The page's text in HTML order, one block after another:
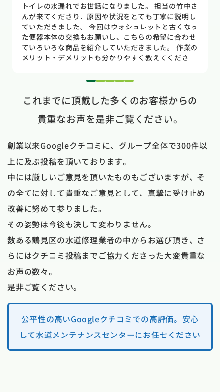
トイレの水漏れがあり来ていただきました。水漏れ箇
所もすぐに判明しました。10数年使用していた一体型
のトイレだった為使いやすさ等しっかりと説明してい
ただき交換する事になりました。正直痛い出費でした
が発見が早かったので壁や床の工事を考えるとまだ費
用は抑えれました。今回担当して頂いた竹中さんは人
た。 今回は2階のトイレでしたが、1階のトイレも修
た。
1 2 3 4 5
これまでに頂戴した多くのお客様からの
貴重なお声を是非ご覧ください。
創業以来Googleクチコミに、グループ全体で300件以
上に及ぶ投稿を頂いております。
中には厳しいご意見を頂いたものもございますが、そ
の全てに対して貴重なご意見として、真摯に受け止め
改善に努めて参りました。
その姿勢は今後も決して変わりません。
数ある鶴見区の水道修理業者の中からお選び頂き、さ
らにはクチコミ投稿までご協力くださった大変貴重な
お声の数々。
是非ご覧ください。
公平性の高いGoogleクチコミでの高評価。安心
して水道メンテナンスセンターにお任せください